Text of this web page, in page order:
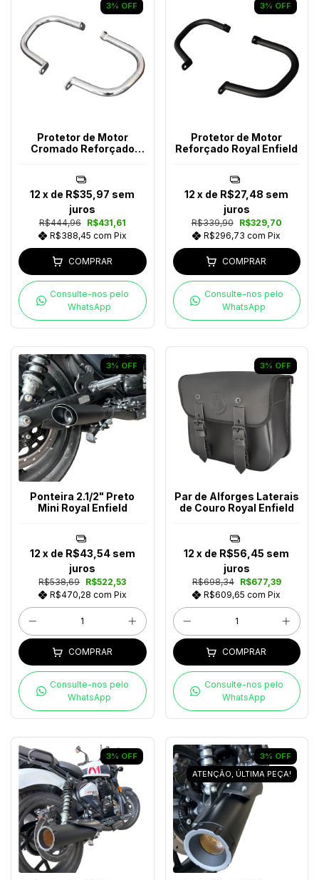
3% OFF
Protetor de Motor
Cromado Reforçado
R$444,96
R$431,61
R$388,45 com Pix
12 x de R$35,97 sem
juros
COMPRAR
Consulte-nos pelo
WhatsApp
3% OFF
Protetor de Motor
Reforçado Royal Enfield
R$339,90
R$329,70
R$296,73com Pix
12 x de R$27,48 sem
juros
COMPRAR
Consulte-nos pelo
WhatsApp
3% OFF
Ponteira 2.1/2" Preto
Mini Royal Enfield
R$538,69 R$522,53
R$470,28 com Pix
12 x de R$43,54 sem
juros
COMPRAR
Consulte-nos pelo
WhatsApp
3% OFF
Par de Alforges Laterais
de Couro Royal Enfield
R$698,34
R$677,39
R$609,65com Pix
12 x de R$56,45 sem
juros
COMPRAR
Consulte-nos pelo
WhatsApp
3% OFF 3% OFF
ATENÇÃO, ÚLTIMA PEÇA!